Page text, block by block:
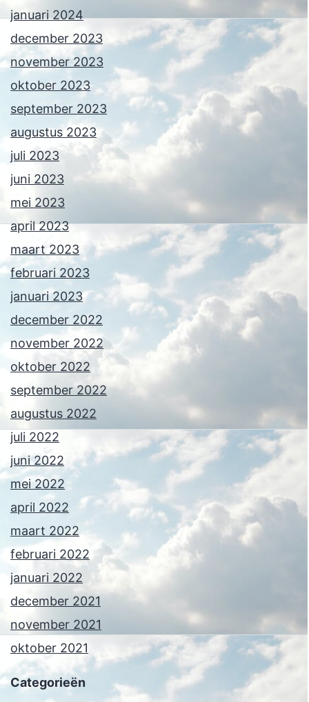
januari 2024
december 2023
november 2023
oktober 2023
september 2023
augustus 2023
juli 2023
juni 2023
mei 2023
april 2023
maart 2023
februari 2023
januari 2023
december 2022
november 2022
oktober 2022
september 2022
augustus 2022
juli 2022
juni 2022
mei 2022
april 2022
maart 2022
februari 2022
januari 2022
december 2021
november 2021
oktober 2021
Categorieën